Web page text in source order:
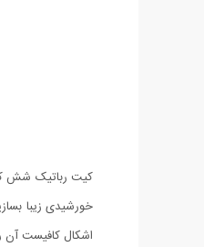
کیت رباتیک شش
خورشیدی زیبا
اشکال کافیست آن